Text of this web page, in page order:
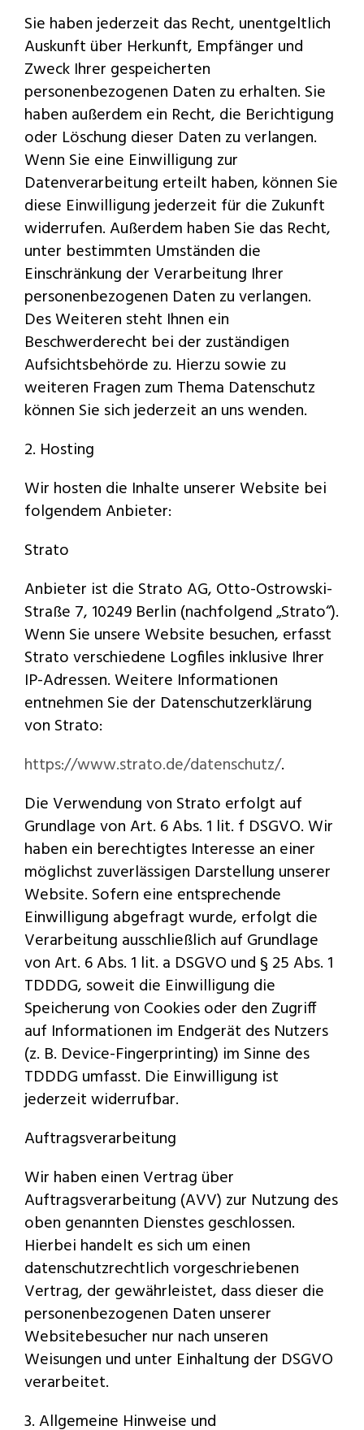
Sie haben jederzeit das Recht, unentgeltlich
Auskunft über Herkunft, Empfänger und
Zweck Ihrer gespeicherten
personenbezogenen Daten zu erhalten. Sie
haben außerdem ein Recht, die Berichtigung
oder Löschung dieser Daten zu verlangen.
Wenn Sie eine Einwilligung zur
Datenverarbeitung erteilt haben, können Sie
diese Einwilligung jederzeit für die Zukunft
widerrufen. Außerdem haben Sie das Recht,
unter bestimmten Umständen die
Einschränkung der Verarbeitung Ihrer
personenbezogenen Daten zu verlangen.
Des Weiteren steht Ihnen ein
Beschwerderecht bei der zuständigen
Aufsichtsbehörde zu. Hierzu sowie zu
weiteren Fragen zum Thema Datenschutz
können Sie sich jederzeit an uns wenden.
2. Hosting
Wir hosten die Inhalte unserer Website bei
folgendem Anbieter:
Strato
Anbieter ist die Strato AG, Otto-Ostrowski-
Straße 7, 10249 Berlin (nachfolgend „Strato“).
Wenn Sie unsere Website besuchen, erfasst
Strato verschiedene Logfiles inklusive Ihrer
IP-Adressen. Weitere Informationen
entnehmen Sie der Datenschutzerklärung
von Strato:
https://www.strato.de/datenschutz/.
Die Verwendung von Strato erfolgt auf
Grundlage von Art. 6 Abs. 1 lit. f DSGVO. Wir
haben ein berechtigtes Interesse an einer
möglichst zuverlässigen Darstellung unserer
Website. Sofern eine entsprechende
Einwilligung abgefragt wurde, erfolgt die
Verarbeitung ausschließlich auf Grundlage
von Art. 6 Abs. 1 lit. a DSGVO und § 25 Abs. 1
TDDDG, soweit die Einwilligung die
Speicherung von Cookies oder den Zugriff
auf Informationen im Endgerät des Nutzers
(z. B. Device-Fingerprinting) im Sinne des
TDDDG umfasst. Die Einwilligung ist
jederzeit widerrufbar.
Auftragsverarbeitung
Wir haben einen Vertrag über
Auftragsverarbeitung (AVV) zur Nutzung des
oben genannten Dienstes geschlossen.
Hierbei handelt es sich um einen
datenschutzrechtlich vorgeschriebenen
Vertrag, der gewährleistet, dass dieser die
personenbezogenen Daten unserer
Websitebesucher nur nach unseren
Weisungen und unter Einhaltung der DSGVO
verarbeitet.
3. Allgemeine Hinweise und